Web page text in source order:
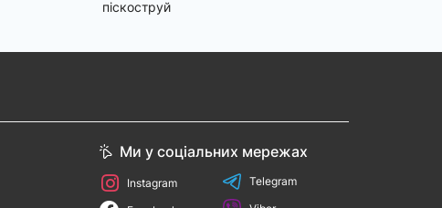
піскоструй
Ми у соціальних мережах
Instagram
Telegram